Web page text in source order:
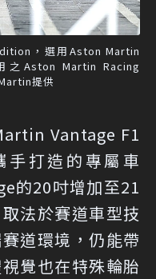
，選用Aston Martin
之Aston Martin Racing
提供
Vantage F1
打造的專屬車
的20吋增加至21
法於賽道車型技
道環境，仍能帶
覺也在特殊輪胎